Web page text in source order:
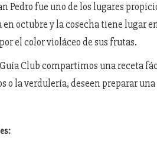
Pedro fue uno de los lugares
octubre y la cosecha tiene lugar
el color violáceo de sus frutas.
Club compartimos una receta
o la verdulería, deseen preparar